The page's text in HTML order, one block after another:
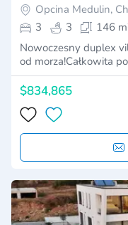
Opcina Medulin,
3
3
146
Nowoczesny duplex
od morza!Całkowita
$834,865